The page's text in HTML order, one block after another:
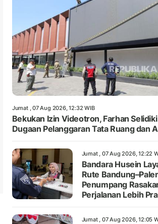
Jumat , 07 Aug 2026, 12:32 WIB
Bekukan Izin Videotron, Farhan Selidiki
Dugaan Pelanggaran Tata Ruang dan
Jumat , 07 Aug 2026, 12:22
Bandara Husein
Rute
Penumpang
Perjalanan Lebih
Jumat , 07 Aug 2026, 12:05